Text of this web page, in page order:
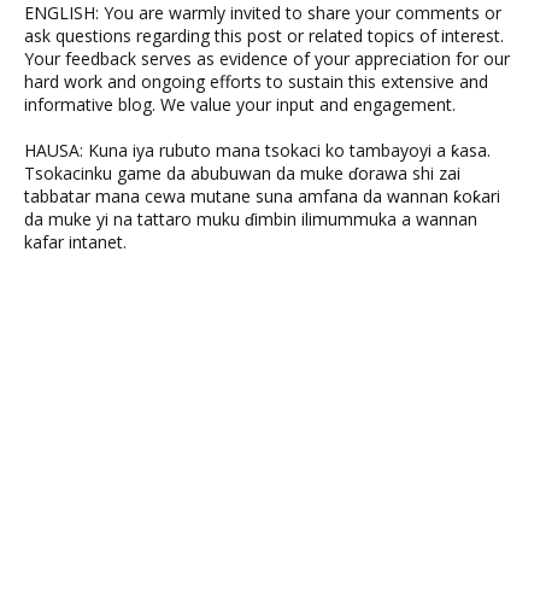
ENGLISH: You are warmly invited to share your comments or
ask questions regarding this post or related topics of interest.
Your feedback serves as evidence of your appreciation for our
hard work and ongoing efforts to sustain this extensive and
informative blog. We value your input and engagement.
HAUSA: Kuna iya rubuto mana tsokaci ko tambayoyi a ƙasa.
Tsokacinku game da abubuwan da muke ɗorawa shi zai
tabbatar mana cewa mutane suna amfana da wannan ƙoƙari
da muke yi na tattaro muku ɗimbin ilimummuka a wannan
kafar intanet.